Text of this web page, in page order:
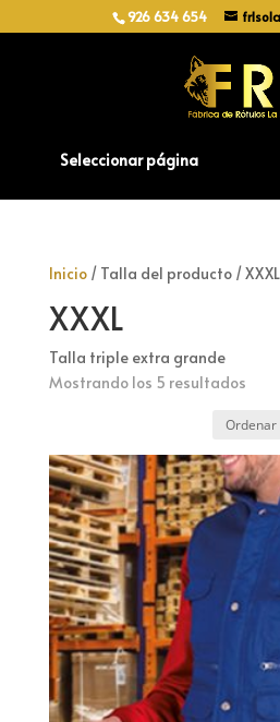
926 634 654
Seleccionar página
Inicio/ Talla del producto / XXXL
XXXL
Talla triple extra grande
Mostrando los 5 resultados